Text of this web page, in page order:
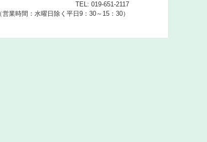
TEL: 019-651-2117
（営業時間：水曜日除く平日9：30～15：30）